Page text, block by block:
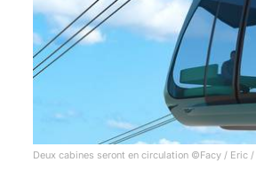
Deux cabines seront en circulation ©Facy / Eric /